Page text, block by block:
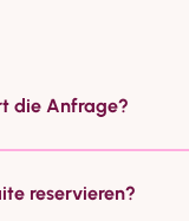
die Anfrage?
reservieren?